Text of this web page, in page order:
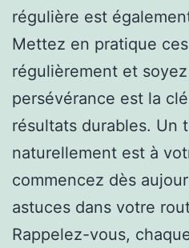
régulière est
Mettez en pratique
régulièrement et
persévérance est la
résultats durables. Un
naturellement est à
commencez dès
astuces dans votre
Rappelez-vous,